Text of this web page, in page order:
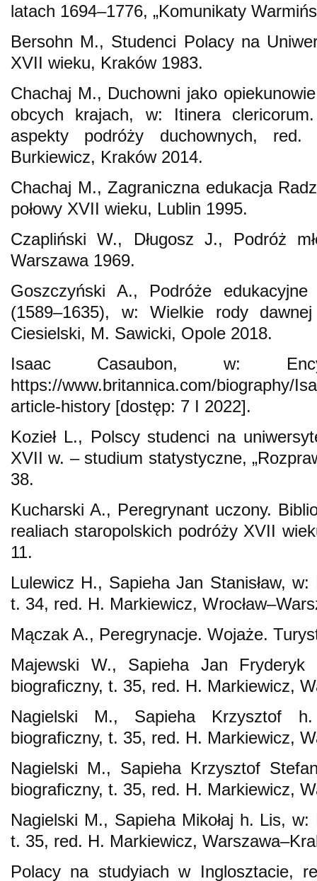
latach 1694–1776, „Komunikaty
Bersohn M., Studenci Polacy na
XVII wieku, Kraków 1983.
Chachaj M., Duchowni jako
obcych krajach, w: Itinera
aspekty podróży duchownych, red.
Burkiewicz, Kraków 2014.
Chachaj M., Zagraniczna edukacja
połowy XVII wieku, Lublin 1995.
Czapliński W., Długosz J., Podróż
Warszawa 1969.
Goszczyński A., Podróże edukacyjne
(1589–1635), w: Wielkie rody
Ciesielski, M. Sawicki, Opole 2018.
Isaac Casaubon, w:
https://www.britannica.com/biography/
article-history [dostęp: 7 I 2022].
Kozieł L., Polscy studenci na
XVII w. – studium statystyczne,
38.
Kucharski A., Peregrynant uczony.
realiach staropolskich podróży XVII
11.
Lulewicz H., Sapieha Jan Stanisław, w:
t. 34, red. H. Markiewicz,
Mączak A., Peregrynacje. Wojaże.
Majewski W., Sapieha Jan
biograficzny, t. 35, red. H. Markiewicz,
Nagielski M., Sapieha Krzysztof
biograficzny, t. 35, red. H. Markiewicz,
Nagielski M., Sapieha Krzysztof
biograficzny, t. 35, red. H. Markiewicz,
Nagielski M., Sapieha Mikołaj h. Lis, w:
t. 35, red. H. Markiewicz,
Polacy na studyiach w Inglosztacie,